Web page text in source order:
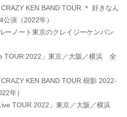
KEN BAND TOUR ＊ 好きなん
演（2022年）
ーノート東京のクレイジーケンバン
TOUR 2022」東京／大阪／横浜 全
KEN BAND TOUR 樹影 2022-
年）
TOUR 2022」東京／大阪／横浜